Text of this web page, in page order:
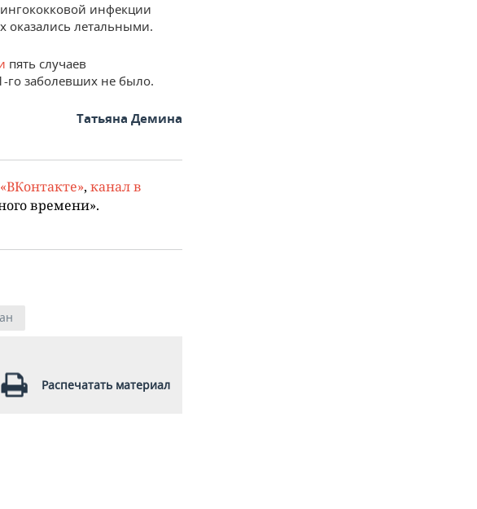
инфекции
оказались летальными.
пять случаев
заболевших не было.
Татьяна Демина
, канал в
времени».
Распечатать материал